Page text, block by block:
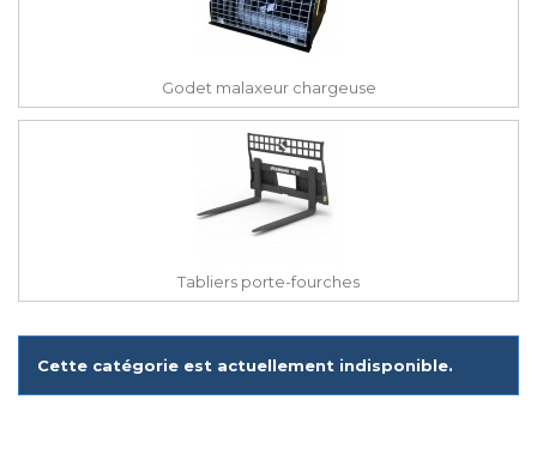
Godet malaxeur chargeuse
Tabliers porte-fourches
Cette catégorie est actuellement indisponible.